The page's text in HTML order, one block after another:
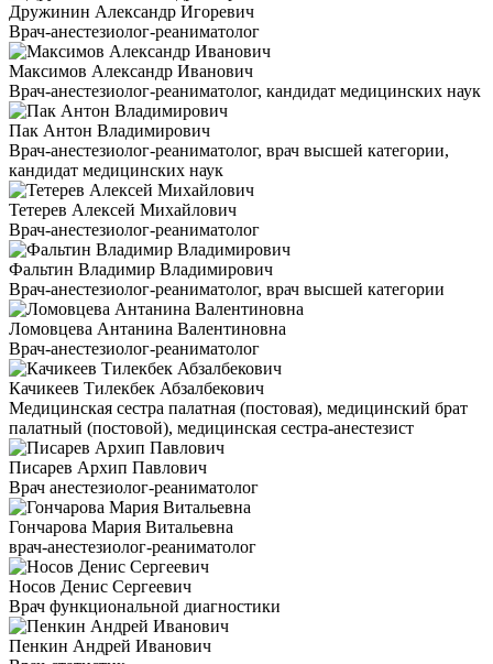
Дружинин Александр Игоревич
Врач-анестезиолог-реаниматолог
Максимов Александр Иванович
Врач-анестезиолог-реаниматолог, кандидат медицинских наук
Пак Антон Владимирович
Врач-анестезиолог-реаниматолог, врач высшей категории,
кандидат медицинских наук
Тетерев Алексей Михайлович
Врач-анестезиолог-реаниматолог
Фальтин Владимир Владимирович
Врач-анестезиолог-реаниматолог, врач высшей категории
Ломовцева Антанина Валентиновна
Врач-анестезиолог-реаниматолог
Качикеев Тилекбек Абзалбекович
Медицинская сестра палатная (постовая), медицинский брат
палатный (постовой), медицинская сестра-анестезист
Писарев Архип Павлович
Врач анестезиолог-реаниматолог
Гончарова Мария Витальевна
врач-анестезиолог-реаниматолог
Носов Денис Сергеевич
Врач функциональной диагностики
Пенкин Андрей Иванович